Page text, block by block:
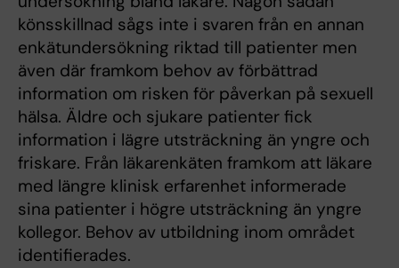
könsskillnad sågs inte i svaren från en annan
enkätundersökning riktad till patienter men
även där framkom behov av förbättrad
information om risken för påverkan på sexuell
hälsa. Äldre och sjukare patienter fick
information i lägre utsträckning än yngre och
friskare. Från läkarenkäten framkom att läkare
med längre klinisk erfarenhet informerade
sina patienter i högre utsträckning än yngre
kollegor. Behov av utbildning inom området
identifierades.